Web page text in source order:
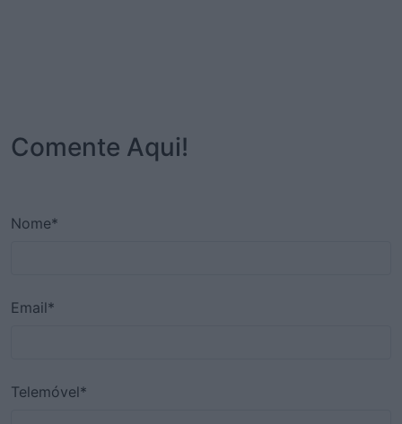
Comente Aqui!
Nome*
Email*
Telemóvel*